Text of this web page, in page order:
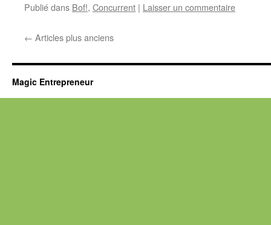
Publié dans Bof!, Concurrent | Laisser un commentaire
← Articles plus anciens
Magic Entrepreneur